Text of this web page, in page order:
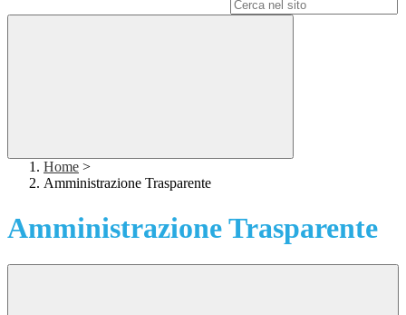
Home >
Amministrazione Trasparente
Amministrazione Trasparente